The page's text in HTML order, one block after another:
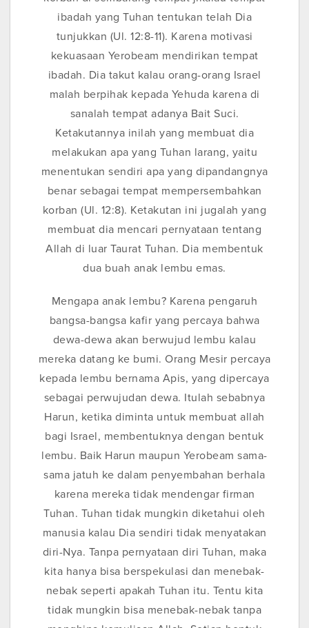
ibadah yang Tuhan tentukan telah Dia
tunjukkan (Ul. 12:8-11). Karena motivasi
kekuasaan Yerobeam mendirikan tempat
ibadah. Dia takut kalau orang-orang Israel
malah berpihak kepada Yehuda karena di
sanalah tempat adanya Bait Suci.
Ketakutannya inilah yang membuat dia
melakukan apa yang Tuhan larang, yaitu
menentukan sendiri apa yang dipandangnya
benar sebagai tempat mempersembahkan
korban (Ul. 12:8). Ketakutan ini jugalah yang
membuat dia mencari pernyataan tentang
Allah di luar Taurat Tuhan. Dia membentuk
dua buah anak lembu emas.
Mengapa anak lembu? Karena pengaruh
bangsa-bangsa kafir yang percaya bahwa
dewa-dewa akan berwujud lembu kalau
mereka datang ke bumi. Orang Mesir percaya
kepada lembu bernama Apis, yang dipercaya
sebagai perwujudan dewa. Itulah sebabnya
Harun, ketika diminta untuk membuat allah
bagi Israel, membentuknya dengan bentuk
lembu. Baik Harun maupun Yerobeam sama-
sama jatuh ke dalam penyembahan berhala
karena mereka tidak mendengar firman
Tuhan. Tuhan tidak mungkin diketahui oleh
manusia kalau Dia sendiri tidak menyatakan
diri-Nya. Tanpa pernyataan diri Tuhan, maka
kita hanya bisa berspekulasi dan menebak-
nebak seperti apakah Tuhan itu. Tentu kita
tidak mungkin bisa menebak-nebak tanpa